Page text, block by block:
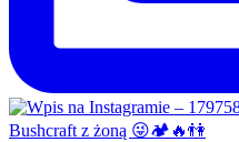
Bushcraft z żoną 😜🏕🔥👫